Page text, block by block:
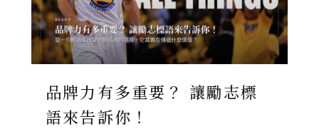
品牌力有多重要？ 讓勵志標
語來告訴你！